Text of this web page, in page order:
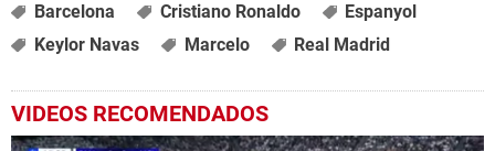
Barcelona Cristiano Ronaldo
Espanyol
Keylor Navas
Marcelo Real Madrid
VIDEOS RECOMENDADOS